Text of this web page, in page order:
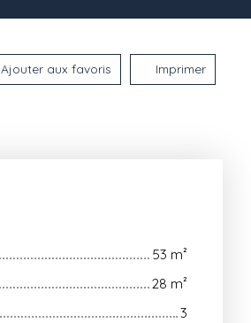
Ajouter aux favoris Imprimer
53 m²
28 m²
3